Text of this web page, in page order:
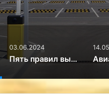
03.06.2024
Пять правил выживания в самолёте, попавшем в турбулентность